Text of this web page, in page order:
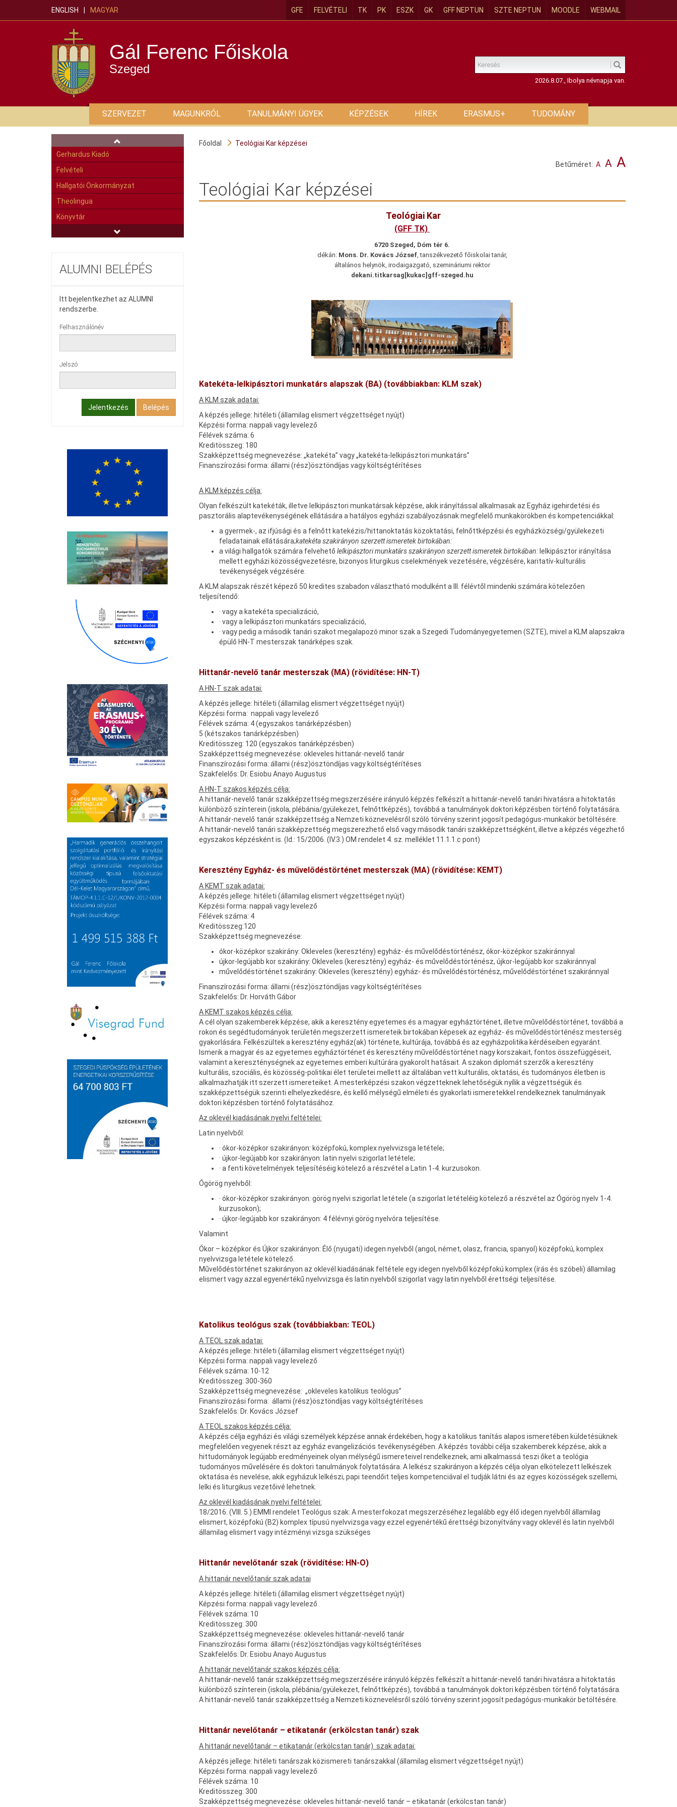
ENGLISH MAGYAR GFE FELVÉTELI TK PK ESZK GK GFF NEPTUN SZTE NEPTUN MOODLE WEBMAIL
Gál Ferenc Főiskola
Szeged
2026.8.07., Ibolya névnapja van.
SZERVEZET MAGUNKRÓL TANULMÁNYI ÜGYEK KÉPZÉSEK HÍREK ERASMUS+ TUDOMÁNY
Főoldal Teológiai Kar képzései
Betűméret: A A A
Teológiai Kar képzései
Teológiai Kar
(GFF TK)
6720 Szeged, Dóm tér 6.
dékán: Mons. Dr. Kovács József, tanszékvezető főiskolai tanár,
általános helynök, irodaigazgató, szemináriumi rektor
dekani.titkarsag[kukac]gff-szeged.hu
Katekéta-lelkipásztori munkatárs alapszak (BA)(továbbiakban: KLM szak)
A KLM szak adatai:
A képzés jellege: hitéleti (államilag elismert végzettséget nyújt)
Képzési forma: nappali vagy levelező
Félévek száma: 6
Kreditösszeg: 180
Szakképzettség megnevezése: „katekéta” vagy „katekéta-lelkipásztori munkatárs”
Finanszírozási forma: állami (rész)ösztöndíjas vagy költségtérítéses
A KLM képzés célja:
Olyan felkészült katekéták, illetve lelkipásztori munkatársak képzése, akik irányítással alkalmasak az Egyház igehirdetési és
pasztorális alaptevékenységének ellátására a hatályos egyházi szabályozásnak megfelelő munkakörökben és kompetenciákkal:
a gyermek-, az ifjúsági és a felnőtt katekézis/hittanoktatás közoktatási, felnőttképzési és egyházközségi/gyülekezeti
feladatainak ellátására;katekéta szakirányon szerzett ismeretek birtokában:
a világi hallgatók számára felvehető lelkipásztori munkatárs szakirányon szerzett ismeretek birtokában: lelkipásztor irányítása
mellett egyházi közösségvezetésre, bizonyos liturgikus cselekmények vezetésére, végzésére, karitatív-kulturális
tevékenységek végzésére.
A KLM alapszak részét képező 50 kredites szabadon választható modulként a III. félévtől mindenki számára kötelezően
teljesítendő:
· vagy a katekéta specializáció,
· vagy a lelkipásztori munkatárs specializáció,
· vagy pedig a második tanári szakot megalapozó minor szak a Szegedi Tudományegyetemen (SZTE), mivel a KLM alapszakra
épülő HN-T mesterszak tanárképes szak.
Hittanár-nevelő tanár mesterszak (MA)(rövidítése: HN-T)
A HN-T szak adatai:
A képzés jellege: hitéleti (államilag elismert végzettséget nyújt)
Képzési forma: nappali vagy levelező
Félévek száma: 4 (egyszakos tanárképzésben)
5 (kétszakos tanárképzésben)
Kreditösszeg: 120 (egyszakos tanárképzésben)
Szakképzettség megnevezése: okleveles hittanár-nevelő tanár
Finanszírozási forma: állami (rész)ösztöndíjas vagy költségtérítéses
Szakfelelős: Dr. Esiobu Anayo Augustus
A HN-T szakos képzés célja:
A hittanár-nevelő tanár szakképzettség megszerzésére irányuló képzés felkészít a hittanár-nevelő tanári hivatásra a hitoktatás
különböző színterein (iskola, plébánia/gyülekezet, felnőttképzés), továbbá a tanulmányok doktori képzésben történő folytatására.
A hittanár-nevelő tanár szakképzettség a Nemzeti köznevelésről szóló törvény szerint jogosít pedagógus-munkakör betöltésére.
A hittanár-nevelő tanári szakképzettség megszerezhető első vagy második tanári szakképzettségként, illetve a képzés végezhető
egyszakos képzésként is. (ld.: 15/2006. (IV.3.) OM rendelet 4. sz. melléklet 11.1.1.c pont)
Keresztény Egyház- és művelődéstörténet mesterszak (MA)(rövidítése: KEMT)
A KEMT szak adatai:
A képzés jellege: hitéleti (államilag elismert végzettséget nyújt)
Képzési forma: nappali vagy levelező
Félévek száma: 4
Kreditösszeg:120
Szakképzettség megnevezése:
ókor-középkor szakirány: Okleveles (keresztény) egyház- és művelődéstörténész, ókor-középkor szakiránnyal
újkor-legújabb kor szakirány: Okleveles (keresztény) egyház- és művelődéstörténész, újkor-legújabb kor szakiránnyal
művelődéstörténet szakirány: Okleveles (keresztény) egyház- és művelődéstörténész, művelődéstörténet szakiránnyal
Finanszírozási forma: állami (rész)ösztöndíjas vagy költségtérítéses
Szakfelelős: Dr. Horváth Gábor
A KEMT szakos képzés célja:
A cél olyan szakemberek képzése, akik a keresztény egyetemes és a magyar egyháztörténet, illetve művelődéstörténet, továbbá a
rokon és segédtudományok területén megszerzett ismereteik birtokában képesek az egyház- és művelődéstörténész mesterség
gyakorlására. Felkészültek a keresztény egyház(ak) története, kultúrája, továbbá és az egyházpolitika kérdéseiben egyaránt.
Ismerik a magyar és az egyetemes egyháztörténet és keresztény művelődéstörténet nagy korszakait, fontos összefüggéseit,
valamint a kereszténységnek az egyetemes emberi kultúrára gyakorolt hatásait. A szakon diplomát szerzők a keresztény
kulturális, szociális, és közösség-politikai élet területei mellett az általában vett kulturális, oktatási, és tudományos életben is
alkalmazhatják itt szerzett ismereteiket. A mesterképzési szakon végzetteknek lehetőségük nyílik a végzettségük és
szakképzettségük szerinti elhelyezkedésre, és kellő mélységű elméleti és gyakorlati ismeretekkel rendelkeznek tanulmányaik
doktori képzésben történő folytatásához.
Az oklevél kiadásának nyelvi feltételei:
Latin nyelvből:
· ókor-középkor szakirányon: középfokú, komplex nyelvvizsga letétele;
· újkor-legújabb kor szakirányon: latin nyelvi szigorlat letétele;
· a fenti követelmények teljesítéséig kötelező a részvétel a Latin 1-4. kurzusokon.
Ógörög nyelvből:
· ókor-középkor szakirányon: görög nyelvi szigorlat letétele (a szigorlat letételéig kötelező a részvétel az Ógörög nyelv 1-4.
kurzusokon);
· újkor-legújabb kor szakirányon: 4 félévnyi görög nyelvóra teljesítése.
Valamint
Ókor – középkor és Újkor szakirányon: Élő (nyugati) idegen nyelvből (angol, német, olasz, francia, spanyol) középfokú, komplex
nyelvvizsga letétele kötelező.
Művelődéstörténet szakirányon az oklevél kiadásának feltétele egy idegen nyelvből középfokú komplex (írás és szóbeli) államilag
elismert vagy azzal egyenértékű nyelvvizsga és latin nyelvből szigorlat vagy latin nyelvből érettségi teljesítése.
Katolikus teológus szak (továbbiakban: TEOL)
A TEOL szak adatai:
A képzés jellege: hitéleti (államilag elismert végzettséget nyújt)
Képzési forma: nappali vagy levelező
Félévek száma: 10-12
Kreditösszeg: 300-360
Szakképzettség megnevezése: „okleveles katolikus teológus”
Finanszírozási forma: állami (rész)ösztöndíjas vagy költségtérítéses
Szakfelelős: Dr. Kovács József
A TEOL szakos képzés célja:
A képzés célja egyházi és világi személyek képzése annak érdekében, hogy a katolikus tanítás alapos ismeretében küldetésüknek
megfelelően vegyenek részt az egyház evangelizációs tevékenységében. A képzés további célja szakemberek képzése, akik a
hittudományok legújabb eredményeinek olyan mélységű ismereteivel rendelkeznek, ami alkalmassá teszi őket a teológia
tudományos művelésére és doktori tanulmányok folytatására. A lelkész szakirányon a képzés célja olyan elkötelezett lelkészek
oktatása és nevelése, akik egyházuk lelkészi, papi teendőit teljes kompetenciával el tudják látni és az egyes közösségek szellemi,
lelki és liturgikus vezetőivé lehetnek.
Az oklevél kiadásának nyelvi feltételei:
18/2016. (VIII. 5.) EMMI rendelet Teológus szak: A mesterfokozat megszerzéséhez legalább egy élő idegen nyelvből államilag
elismert, középfokú (B2) komplex típusú nyelvvizsga vagy ezzel egyenértékű érettségi bizonyítvány vagy oklevél és latin nyelvből
államilag elismert vagy intézményi vizsga szükséges
Hittanár nevelőtanár szak (rövidítése: HN-O)
A hittanár nevelőtanár szak adatai
A képzés jellege: hitéleti (államilag elismert végzettséget nyújt)
Képzési forma: nappali vagy levelező
Félévek száma: 10
Kreditösszeg: 300
Szakképzettség megnevezése: okleveles hittanár-nevelő tanár
Finanszírozási forma: állami (rész)ösztöndíjas vagy költségtérítéses
Szakfelelős: Dr. Esiobu Anayo Augustus
A hittanár nevelőtanár szakos képzés célja:
A hittanár-nevelő tanár szakképzettség megszerzésére irányuló képzés felkészít a hittanár-nevelő tanári hivatásra a hitoktatás
különböző színterein (iskola, plébánia/gyülekezet, felnőttképzés), továbbá a tanulmányok doktori képzésben történő folytatására.
A hittanár-nevelő tanár szakképzettség a Nemzeti köznevelésről szóló törvény szerint jogosít pedagógus-munkakör betöltésére.
Hittanár nevelőtanár – etikatanár (erkölcstan tanár) szak
A hittanár nevelőtanár – etikatanár (erkölcstan tanár) szak adatai:
A képzés jellege: hitéleti tanárszak közismereti tanárszakkal (államilag elismert végzettséget nyújt)
Képzési forma: nappali vagy levelező
Félévek száma: 10
Kreditösszeg: 300
Szakképzettség megnevezése: okleveles hittanár-nevelő tanár – etikatanár (erkölcstan tanár)
Gerhardus Kiadó
Felvételi
Hallgatói Önkormányzat
Theolingua
Könyvtár
Egészségnevelési- és Sport Intézet
ALUMNI BELÉPÉS
Itt bejelentkezhet az ALUMNI
rendszerbe.
Felhasználónév
Jelszó
Jelentkezés Belépés